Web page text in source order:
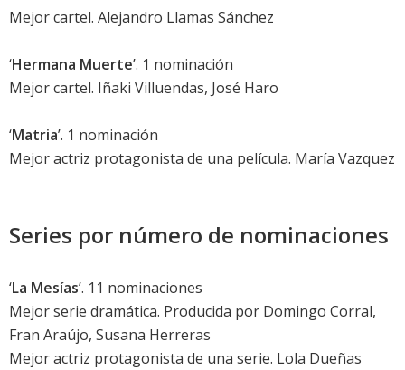
Mejor cartel. Alejandro Llamas Sánchez
‘Hermana Muerte’. 1 nominación
Mejor cartel. Iñaki Villuendas, José Haro
‘Matria’. 1 nominación
Mejor actriz protagonista de una película. María Vazquez
Series por número de nominaciones
‘La Mesías’. 11 nominaciones
Mejor serie dramática. Producida por Domingo Corral,
Fran Araújo, Susana Herreras
Mejor actriz protagonista de una serie. Lola Dueñas